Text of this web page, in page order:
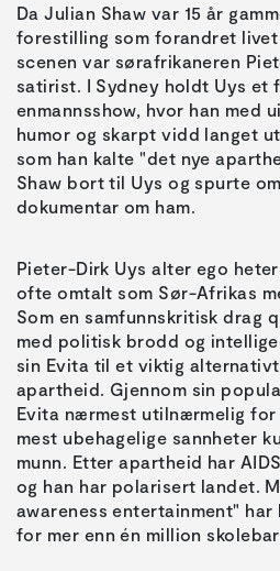
Da Julian Shaw var 15 år
forestilling som forandret livet
scenen var sørafrikaneren
satirist. I Sydney holdt Uys et
enmannsshow, hvor han med
humor og skarpt vidd langet
som han kalte "det nye
Shaw bort til Uys og spurte
dokumentar om ham.
Pieter-Dirk Uys alter ego
ofte omtalt som Sør-Afrikas
Som en samfunnskritisk drag
med politisk brodd og
sin Evita til et viktig
apartheid. Gjennom sin
Evita nærmest utilnærmelig for
mest ubehagelige sannheter
munn. Etter apartheid har
og han har polarisert landet.
awareness entertainment"
for mer enn én million